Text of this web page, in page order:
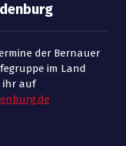
der Bernauer
im Land
ihr auf